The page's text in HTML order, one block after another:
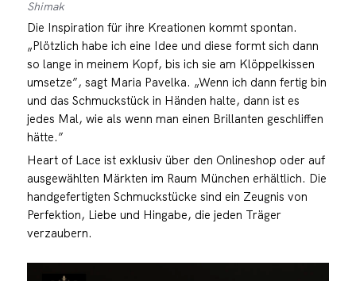
Shimak
Die Inspiration für ihre Kreationen kommt spontan.
„Plötzlich habe ich eine Idee und diese formt sich dann
so lange in meinem Kopf, bis ich sie am Klöppelkissen
umsetze”, sagt Maria Pavelka. „Wenn ich dann fertig bin
und das Schmuckstück in Händen halte, dann ist es
jedes Mal, wie als wenn man einen Brillanten geschliffen
hätte.”
Heart of Lace ist exklusiv über den Onlineshop oder auf
ausgewählten Märkten im Raum München erhältlich. Die
handgefertigten Schmuckstücke sind ein Zeugnis von
Perfektion, Liebe und Hingabe, die jeden Träger
verzaubern.